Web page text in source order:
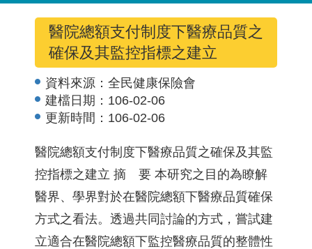
醫院總額支付制度下醫療品質之
確保及其監控指標之建立
資料來源： 全民健康保險會
建檔日期： 106-02-06
更新時間： 106-02-06
醫院總額支付制度下醫療品質之確保及其監
控指標之建立 摘 要 本研究之目的為瞭解
醫界、學界對於在醫院總額下醫療品質確保
方式之看法。透過共同討論的方式，嘗試建
立適合在醫院總額下監控醫療品質的整體性